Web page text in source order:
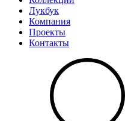
Лукбук
Компания
Проекты
Контакты